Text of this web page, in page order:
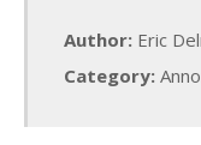
Author: Eric
Category: